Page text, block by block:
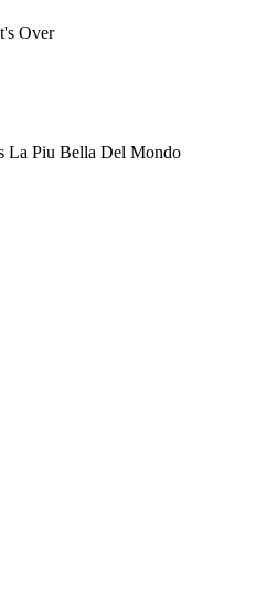
Over
La Piu Bella Del Mondo